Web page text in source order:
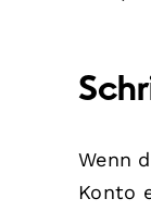
Wenn
Konto